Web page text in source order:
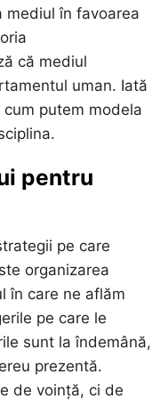
mediul în favoarea
că mediul
uman. Iată
putem modela
pentru
pe care
organizarea
în care ne aflăm
pe care le
sunt la îndemână,
prezentă.
de voință, ci de